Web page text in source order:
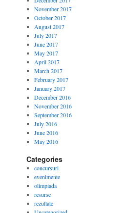
November 2017
October 2017
August 2017
July 2017
June 2017
May 2017
April 2017
March 2017
February 2017
January 2017
December 2016
November 2016
September 2016
July 2016
June 2016
May 2016
Categories
concursuri
evenimente
olimpiada
resurse
rezultate